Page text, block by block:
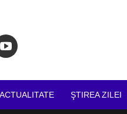
ACTUALITATE ŞTIREA ZILEI